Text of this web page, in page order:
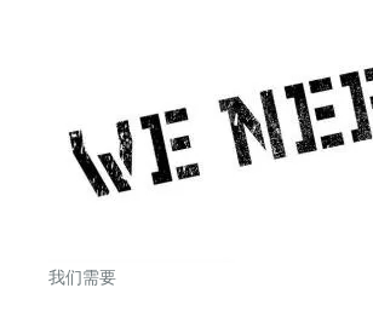
我们需要